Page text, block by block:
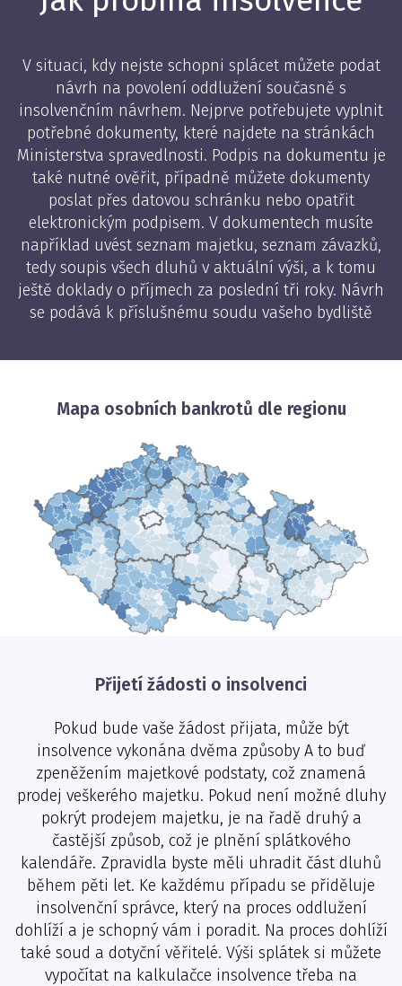
V situaci, kdy nejste schopni splácet můžete podat
návrh na povolení oddlužení současně s
insolvenčním návrhem. Nejprve potřebujete vyplnit
potřebné dokumenty, které najdete na stránkách
Ministerstva spravedlnosti. Podpis na dokumentu je
také nutné ověřit, případně můžete dokumenty
poslat přes datovou schránku nebo opatřit
elektronickým podpisem. V dokumentech musíte
například uvést seznam majetku, seznam závazků,
tedy soupis všech dluhů v aktuální výši, a k tomu
ještě doklady o příjmech za poslední tři roky. Návrh
se podává k příslušnému soudu vašeho bydliště
Mapa osobních bankrotů dle regionu
Přijetí žádosti o insolvenci
Pokud bude vaše žádost přijata, může být
insolvence vykonána dvěma způsoby A to buď
zpeněžením majetkové podstaty, což znamená
prodej veškerého majetku. Pokud není možné dluhy
pokrýt prodejem majetku, je na řadě druhý a
častější způsob, což je plnění splátkového
kalendáře. Zpravidla byste měli uhradit část dluhů
během pěti let. Ke každému případu se přiděluje
insolvenční správce, který na proces oddlužení
dohlíží a je schopný vám i poradit. Na proces dohlíží
také soud a dotyční věřitelé. Výši splátek si můžete
vypočítat na kalkulačce insolvence třeba na